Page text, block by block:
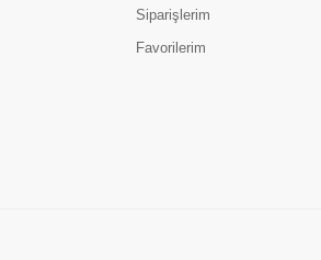
Siparişlerim
Favorilerim